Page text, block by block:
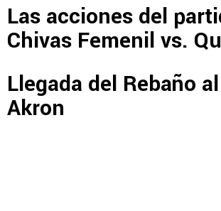
Las acciones del
Chivas Femenil vs.
Llegada del Rebaño
Akron